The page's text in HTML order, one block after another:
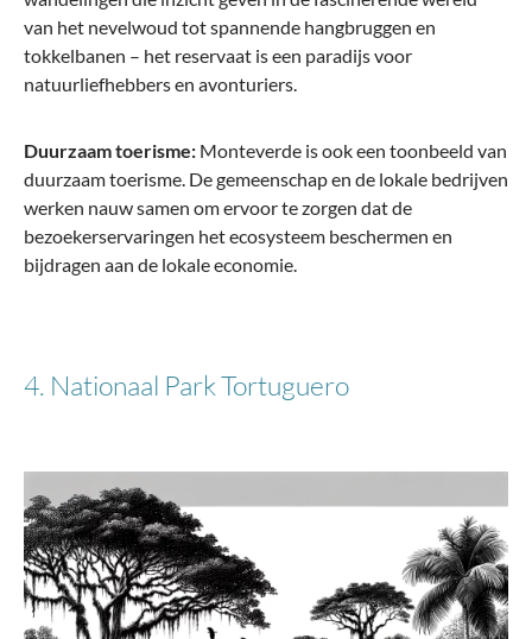
van het nevelwoud tot spannende hangbruggen en
tokkelbanen – het reservaat is een paradijs voor
natuurliefhebbers en avonturiers.
Duurzaam toerisme: Monteverde is ook een toonbeeld van
duurzaam toerisme. De gemeenschap en de lokale bedrijven
werken nauw samen om ervoor te zorgen dat de
bezoekerservaringen het ecosysteem beschermen en
bijdragen aan de lokale economie.
4. Nationaal Park Tortuguero